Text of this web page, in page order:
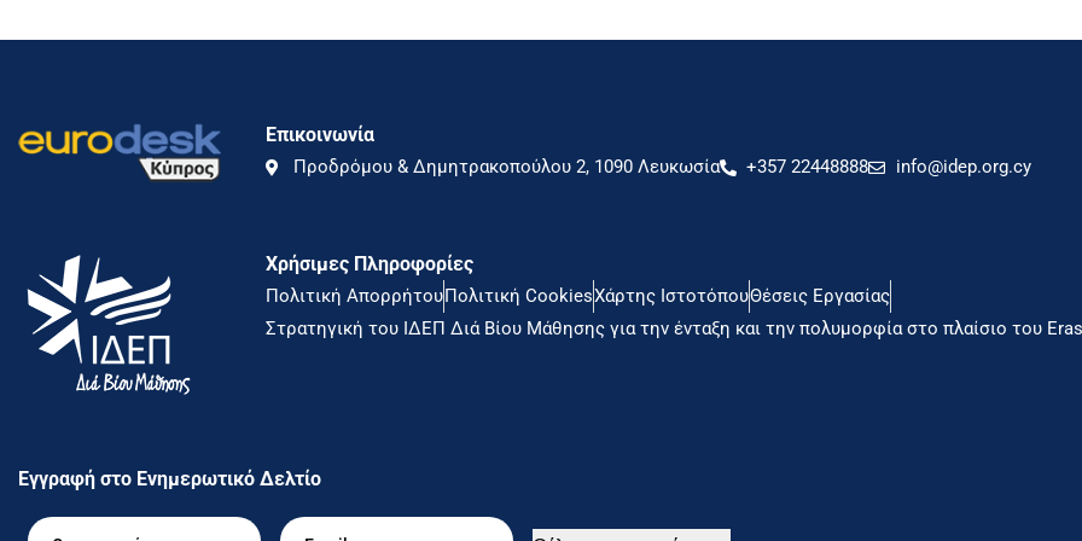
Επικοινωνία
Προδρόμου & Δημητρακοπούλου 2, 1090 Λευκωσία +357 22448888 info@idep.org.cy
Χρήσιμες Πληροφορίες
Πολιτική ΑπορρήτουΠολιτική CookiesΧάρτης ΙστοτόπουΘέσεις Εργασίας
Στρατηγική του ΙΔΕΠ Διά Βίου Μάθησης για την ένταξη και την πολυμορφία στο πλαίσιο του
Εγγραφή στο Ενημερωτικό Δελτίο